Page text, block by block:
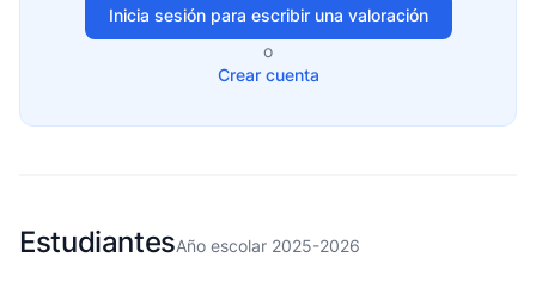
Inicia sesión para escribir una valoración
o
Crear cuenta
EstudiantesAño escolar 2025-2026